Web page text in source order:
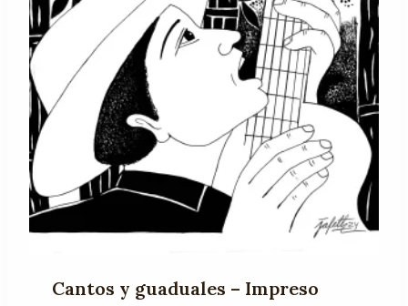
Cantos y guaduales – Impreso